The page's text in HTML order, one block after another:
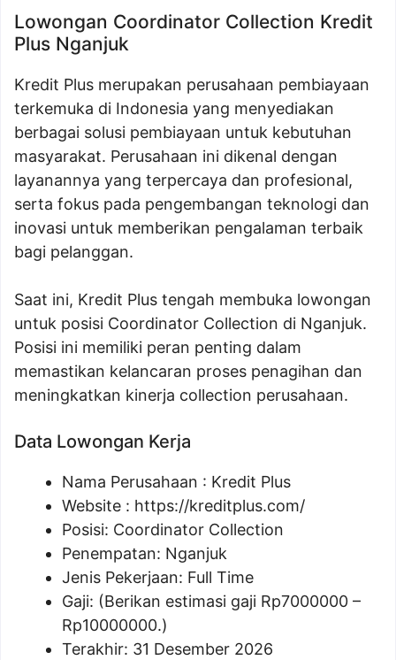
Lowongan Coordinator Collection Kredit
Plus Nganjuk
Kredit Plus merupakan perusahaan pembiayaan
terkemuka di Indonesia yang menyediakan
berbagai solusi pembiayaan untuk kebutuhan
masyarakat. Perusahaan ini dikenal dengan
layanannya yang terpercaya dan profesional,
serta fokus pada pengembangan teknologi dan
inovasi untuk memberikan pengalaman terbaik
bagi pelanggan.
Saat ini, Kredit Plus tengah membuka lowongan
untuk posisi Coordinator Collection di Nganjuk.
Posisi ini memiliki peran penting dalam
memastikan kelancaran proses penagihan dan
meningkatkan kinerja collection perusahaan.
Data Lowongan Kerja
Nama Perusahaan : Kredit Plus
Website : https://kreditplus.com/
Posisi: Coordinator Collection
Penempatan: Nganjuk
Jenis Pekerjaan: Full Time
Gaji: (Berikan estimasi gaji Rp7000000 –
Rp10000000.)
Terakhir: 31 Desember 2026